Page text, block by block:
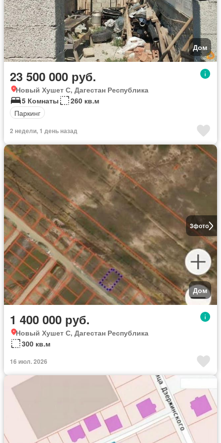
Дом
23 500 000 руб.
Новый Хушет С, Дагестан Республика
5 Комнаты
260 кв.м
Паркинг
2 недели, 1 день назад
3фото
Дом
1 400 000 руб.
Новый Хушет С, Дагестан Республика
300 кв.м
16 июл. 2026